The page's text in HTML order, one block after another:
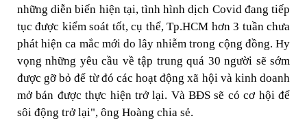
những diễn biến hiện tại, tình hình dịch Covid đang tiếp
tục được kiểm soát tốt, cụ thể, Tp.HCM hơn 3 tuần chưa
phát hiện ca mắc mới do lây nhiễm trong cộng đồng. Hy
vọng những yêu cầu về tập trung quá 30 người sẽ sớm
được gỡ bỏ để từ đó các hoạt động xã hội và kinh doanh
mở bán được thực hiện trở lại. Và BĐS sẽ có cơ hội để
sôi động trở lại", ông Hoàng chia sẻ.